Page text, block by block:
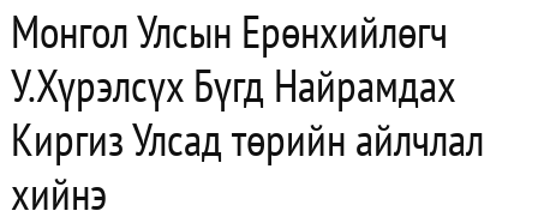
Монгол Улсын Ерөнхийлөгч
У.Хүрэлсүх Бүгд Найрамдах
Киргиз Улсад төрийн айлчлал
хийнэ